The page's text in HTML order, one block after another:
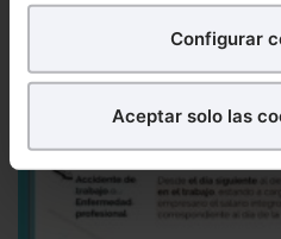
¿Qué puedes hacer?
en la web sea óptima
Puedesaceptar solo las
todas las cookies excepto
Configurar
Aceptar solo las